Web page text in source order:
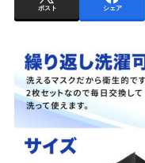
ポスト シェア